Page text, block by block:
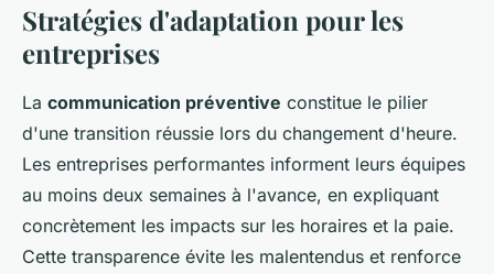
Stratégies d'adaptation pour les
entreprises
La communication préventive constitue le pilier
d'une transition réussie lors du changement d'heure.
Les entreprises performantes informent leurs équipes
au moins deux semaines à l'avance, en expliquant
concrètement les impacts sur les horaires et la paie.
Cette transparence évite les malentendus et renforce